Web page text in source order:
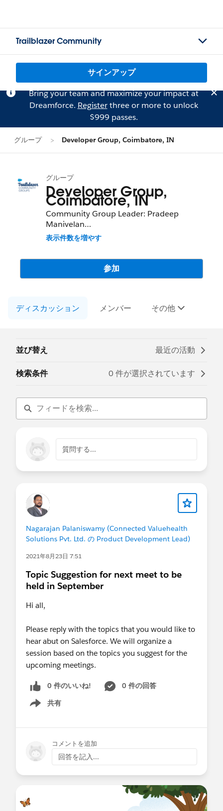
Trailblazer Community
サインアップ
Bring your team and maximize your impact at
Dreamforce. Registerthree or more to unlock
$999 passes.
グループ Developer Group, Coimbatore, IN
グループ
Developer Group,
Coimbatore, IN
Community Group Leader: Pradeep
Manivelan
Community Group Leader Contact:
coimbatore-in-devs@trailblazercgl.com
https://trailblazercommunitygroups.com/s
alesforce-developer-group-coimbatore-
表示件数を増やす
参加
ディスカッション メンバー その他
並び替え 最近の活動
検索条件 0 件が選択されています
質問する...
Nagarajan Palaniswamy (Connected Valuehealth
Solutions Pvt. Ltd. の Product Development Lead)
2021年8月23日 7:51
Topic Suggestion for next meet to be
held in September
Hi all,
Please reply with the topics that you would like to
hear abut on Salesforce. We will organize a
session based on the topics you suggest for the
upcoming meetings.
0 件のいいね!
0 件の回答
共有
Show menu
コメントを追加
回答を記入...